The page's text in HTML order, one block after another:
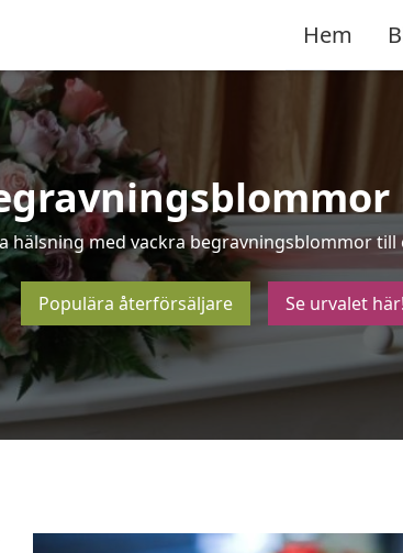
Hem
hälsning med vackra begravningsblommor till
Populära återförsäljare Se urvalet här!